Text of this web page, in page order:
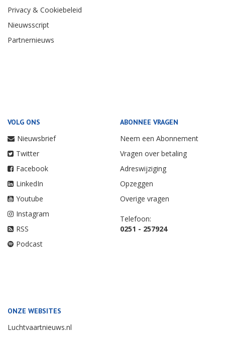
Privacy & Cookiebeleid
Nieuwsscript
Partnernieuws
VOLG ONS
Nieuwsbrief
Twitter
Facebook
LinkedIn
Youtube
Instagram
RSS
Podcast
ABONNEE VRAGEN
Neem een Abonnement
Vragen over betaling
Adreswijziging
Opzeggen
Overige vragen
Telefoon:
0251 - 257924
ONZE WEBSITES
Luchtvaartnieuws.nl